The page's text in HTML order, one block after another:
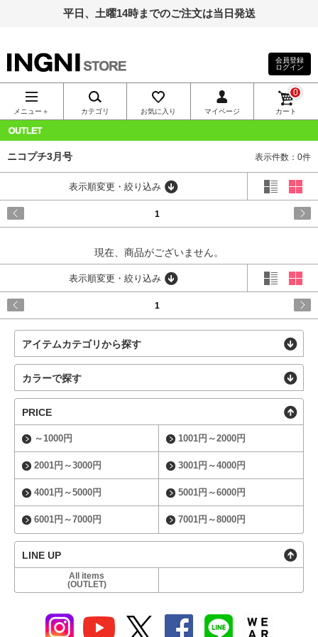
平日、土曜14時までのご注文は当日発送
INGNI（イン
グ）公式通
販｜INGNI
STORE
会員登録
ログイン
メニュー＋ カテゴリ お気に入り マイページ カート
0
ニコプチ3月号 表示件数：0件
表示順変更・絞り込み
1
現在、商品がございません。
表示順変更・絞り込み
1
アイテムカテゴリから探す
カラーで探す
PRICE
～1000円 1001円～2000円
2001円～3000円 3001円～4000円
4001円～5000円 5001円～6000円
6001円～7000円 7001円～8000円
LINE UP
All items
(OUTLET)